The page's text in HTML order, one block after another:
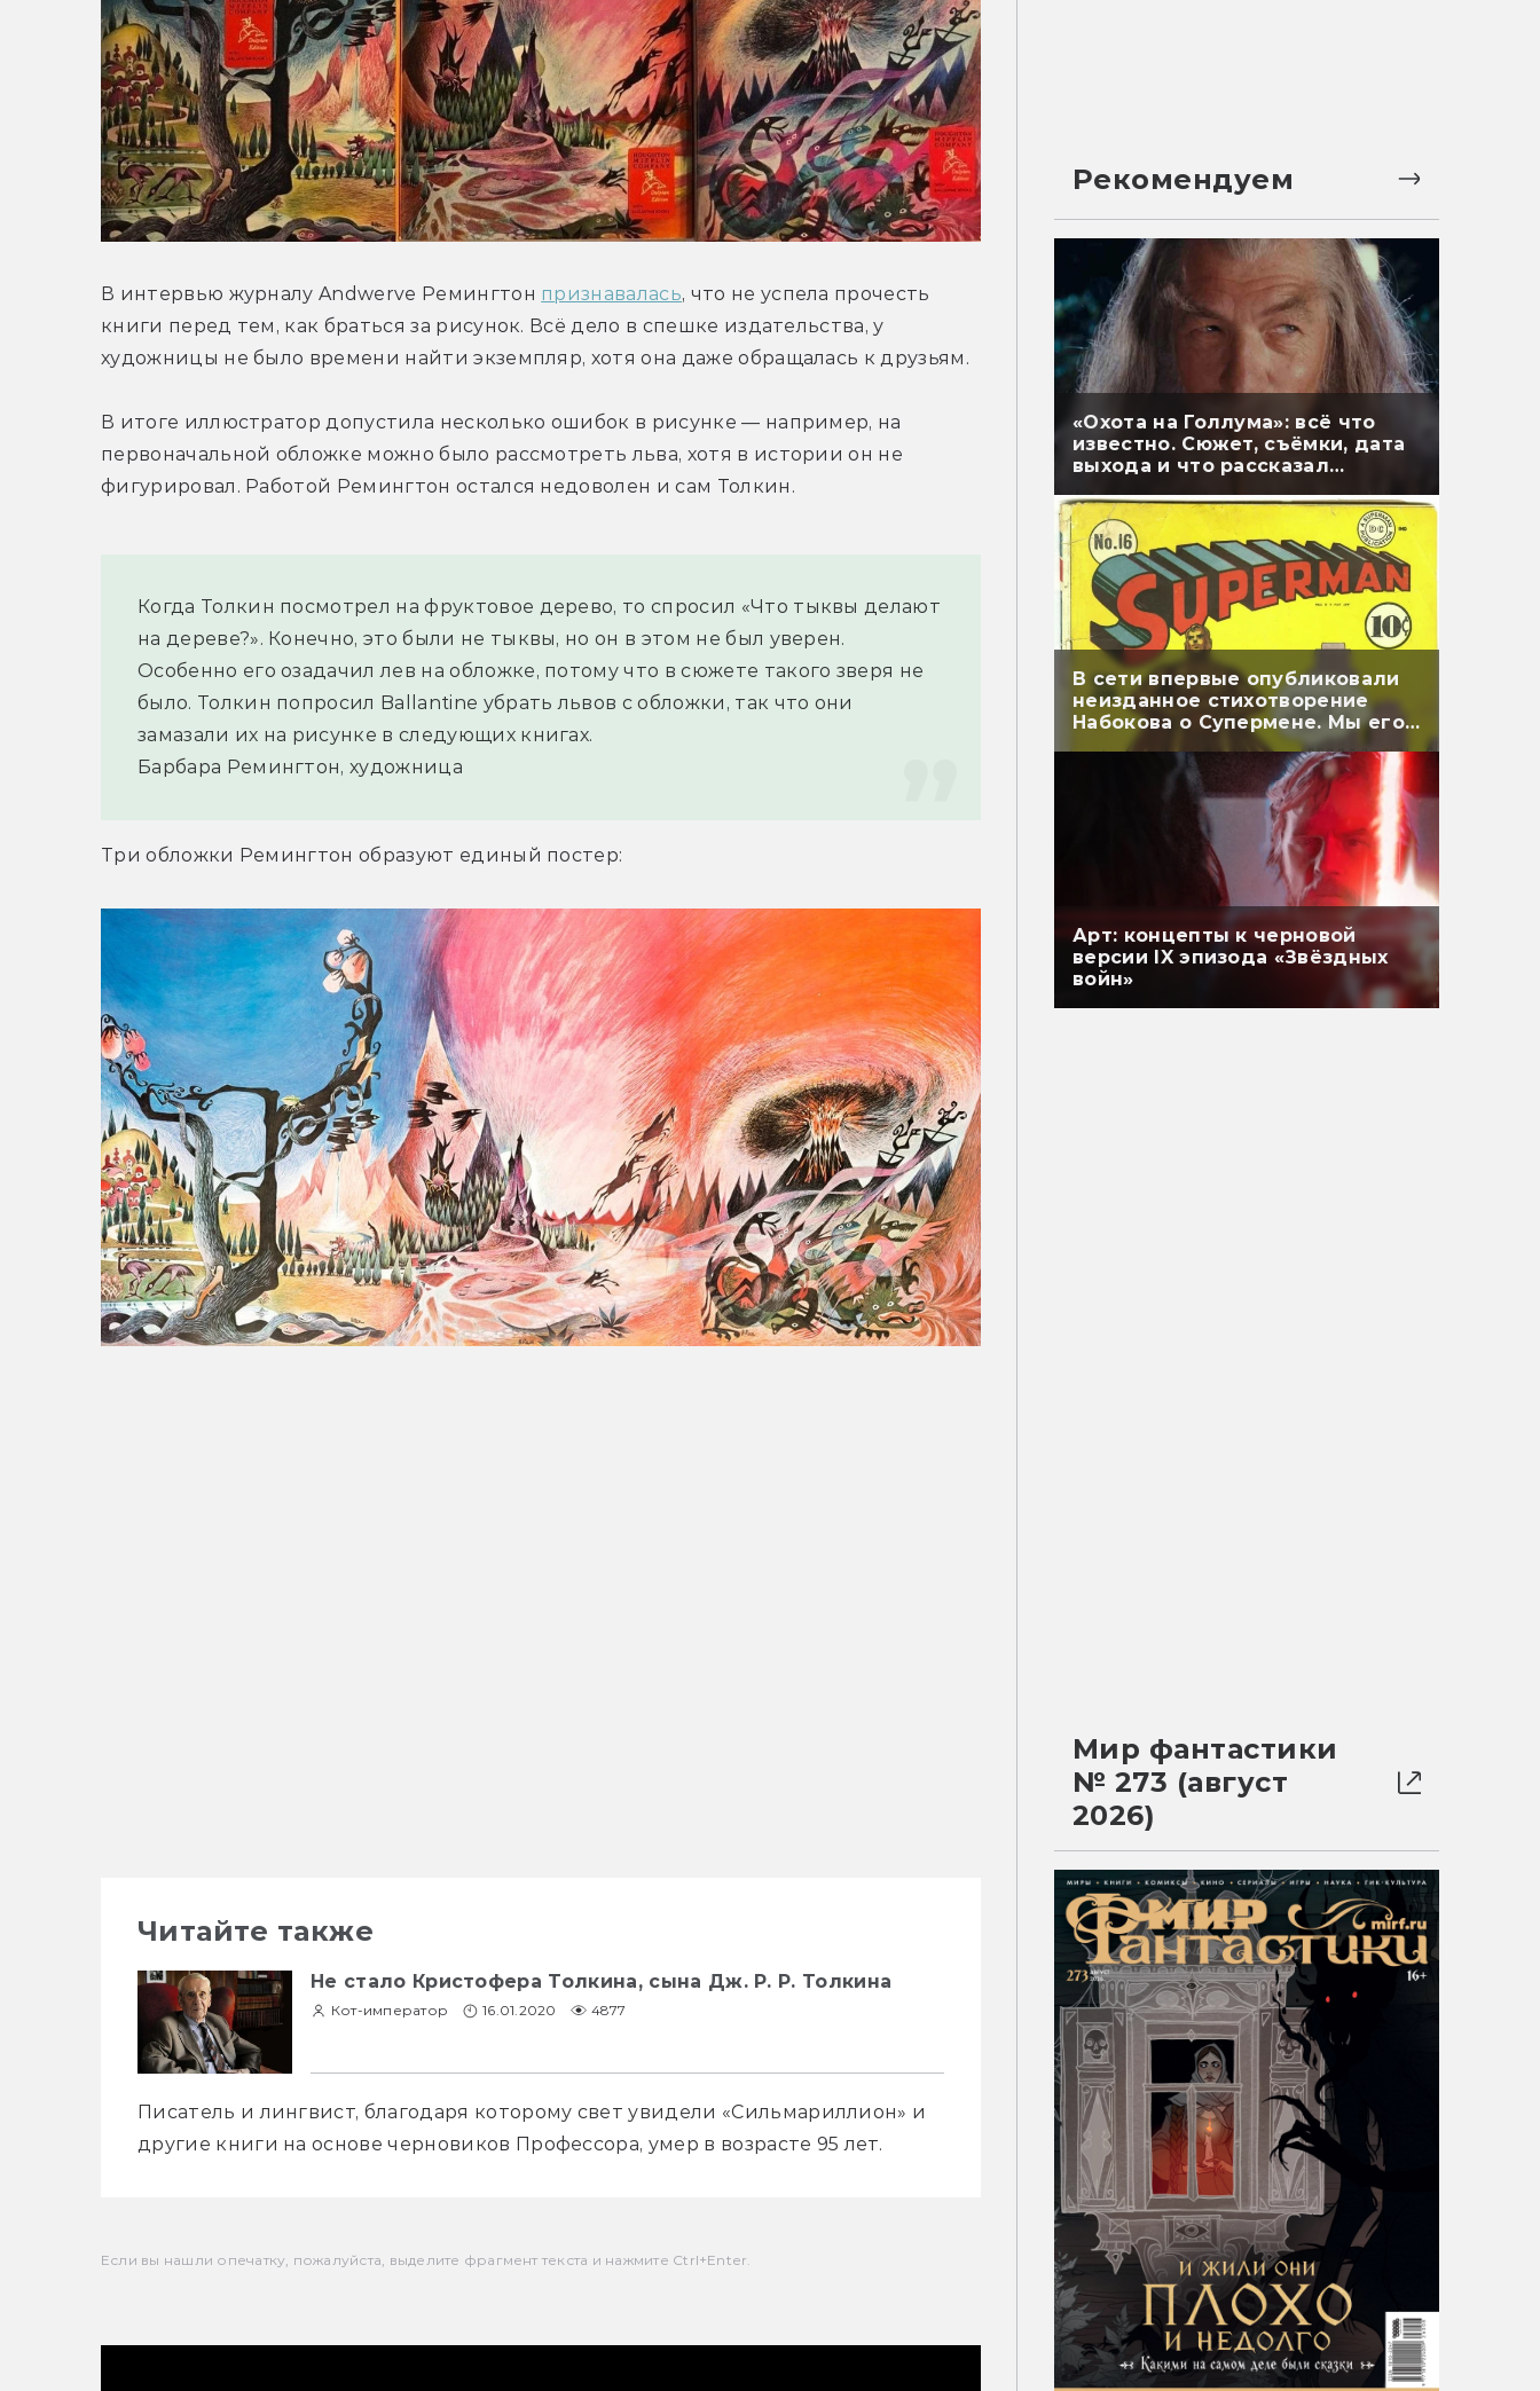
В интервью журналу Andwerve Ремингтон признавалась, что не успела прочесть
книги перед тем, как браться за рисунок. Всё дело в спешке издательства, у
художницы не было времени найти экземпляр, хотя она даже обращалась к друзьям.
В итоге иллюстратор допустила несколько ошибок в рисунке — например, на
первоначальной обложке можно было рассмотреть льва, хотя в истории он не
фигурировал. Работой Ремингтон остался недоволен и сам Толкин.
Когда Толкин посмотрел на фруктовое дерево, то спросил «Что тыквы делают
на дереве?». Конечно, это были не тыквы, но он в этом не был уверен.
Особенно его озадачил лев на обложке, потому что в сюжете такого зверя не
было. Толкин попросил Ballantine убрать львов с обложки, так что они
замазали их на рисунке в следующих книгах.
Барбара Ремингтон, художница
Три обложки Ремингтон образуют единый постер:
Читайте также
Не стало Кристофера Толкина, сына Дж. Р. Р. Толкина
Кот-император 16.01.2020 4877
Писатель и лингвист, благодаря которому свет увидели «Сильмариллион» и
другие книги на основе черновиков Профессора, умер в возрасте 95 лет.
Если вы нашли опечатку, пожалуйста, выделите фрагмент текста и нажмите Ctrl+Enter.
Рекомендуем
«Охота на Голлума»: всё что
известно. Сюжет, съёмки, дата
выхода и что рассказал
В сети впервые опубликовали
неизданное стихотворение
Набокова о Супермене. Мы его
перевели
Арт: концепты к черновой
версии IX эпизода «Звёздных
войн»
Мир фантастики
№ 273 (август
2026)